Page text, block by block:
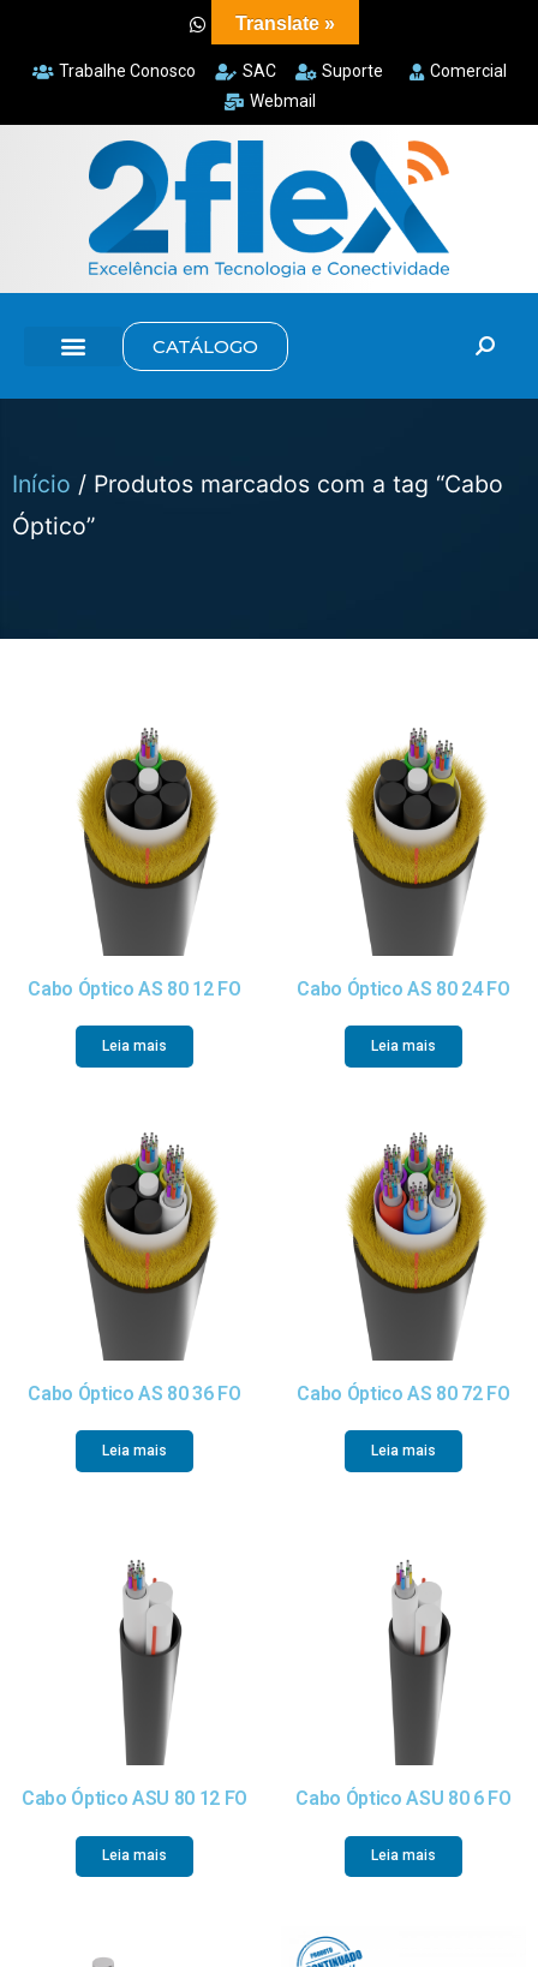
Trabalhe Conosco SAC Suporte
Comercial
Webmail
CATÁLOGO
Início / Produtos marcados com a tag “Cabo
Óptico”
Cabo Óptico AS 80 12 FO
Leia mais
Cabo Óptico AS 80 24 FO
Leia mais
Cabo Óptico AS 80 36 FO
Leia mais
Cabo Óptico AS 80 72 FO
Leia mais
Cabo Óptico ASU 80 12 FO
Leia mais
Cabo Óptico ASU 80 6 FO
Leia mais
Translate »